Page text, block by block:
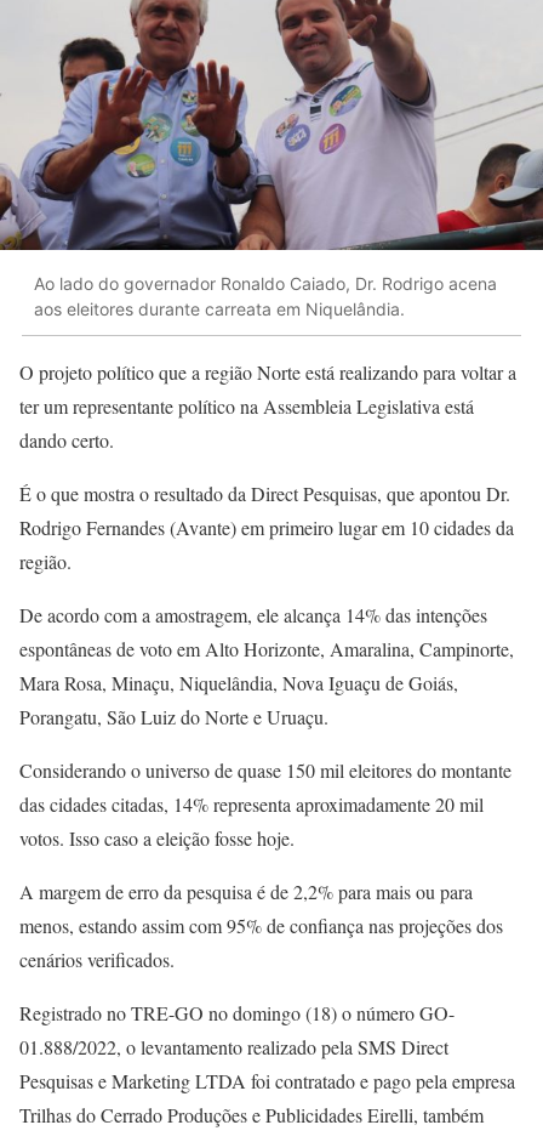
Ao lado do governador Ronaldo Caiado, Dr. Rodrigo acena
aos eleitores durante carreata em Niquelândia.
O projeto político que a região Norte está realizando para voltar a
ter um representante político na Assembleia Legislativa está
dando certo.
É o que mostra o resultado da Direct Pesquisas, que apontou Dr.
Rodrigo Fernandes (Avante) em primeiro lugar em 10 cidades da
região.
De acordo com a amostragem, ele alcança 14% das intenções
espontâneas de voto em Alto Horizonte, Amaralina, Campinorte,
Mara Rosa, Minaçu, Niquelândia, Nova Iguaçu de Goiás,
Porangatu, São Luiz do Norte e Uruaçu.
Considerando o universo de quase 150 mil eleitores do montante
das cidades citadas, 14% representa aproximadamente 20 mil
votos. Isso caso a eleição fosse hoje.
A margem de erro da pesquisa é de 2,2% para mais ou para
menos, estando assim com 95% de confiança nas projeções dos
cenários verificados.
Registrado no TRE-GO no domingo (18) o número GO-
01.888/2022, o levantamento realizado pela SMS Direct
Pesquisas e Marketing LTDA foi contratado e pago pela empresa
Trilhas do Cerrado Produções e Publicidades Eirelli, também